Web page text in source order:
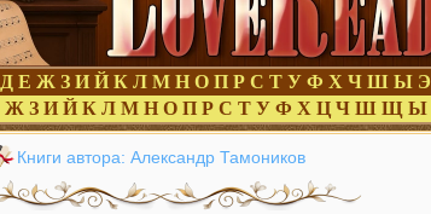
Д Е Ж З И Й К Л М Н О П Р С Т У Ф Х Ч Ш Ы Э
Ж З И Й К Л М Н О П Р С Т У Ф Х Ц Ч Ш Щ Ы
Книги автора: Александр Тамоников